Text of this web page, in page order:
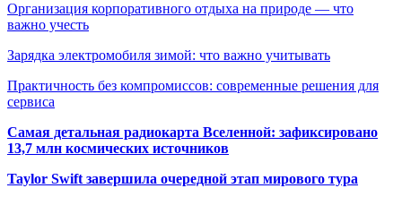
Организация корпоративного отдыха на природе — что
важно учесть
Зарядка электромобиля зимой: что важно учитывать
Практичность без компромиссов: современные решения для
сервиса
Самая детальная радиокарта Вселенной: зафиксировано
13,7 млн космических источников
Taylor Swift завершила очередной этап мирового тура